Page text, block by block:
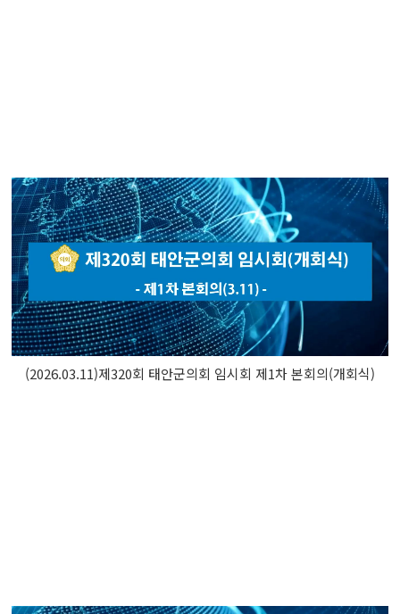
(2026.03.11)제320회 태안군의회 임시회 제1차 본회의(개회식)